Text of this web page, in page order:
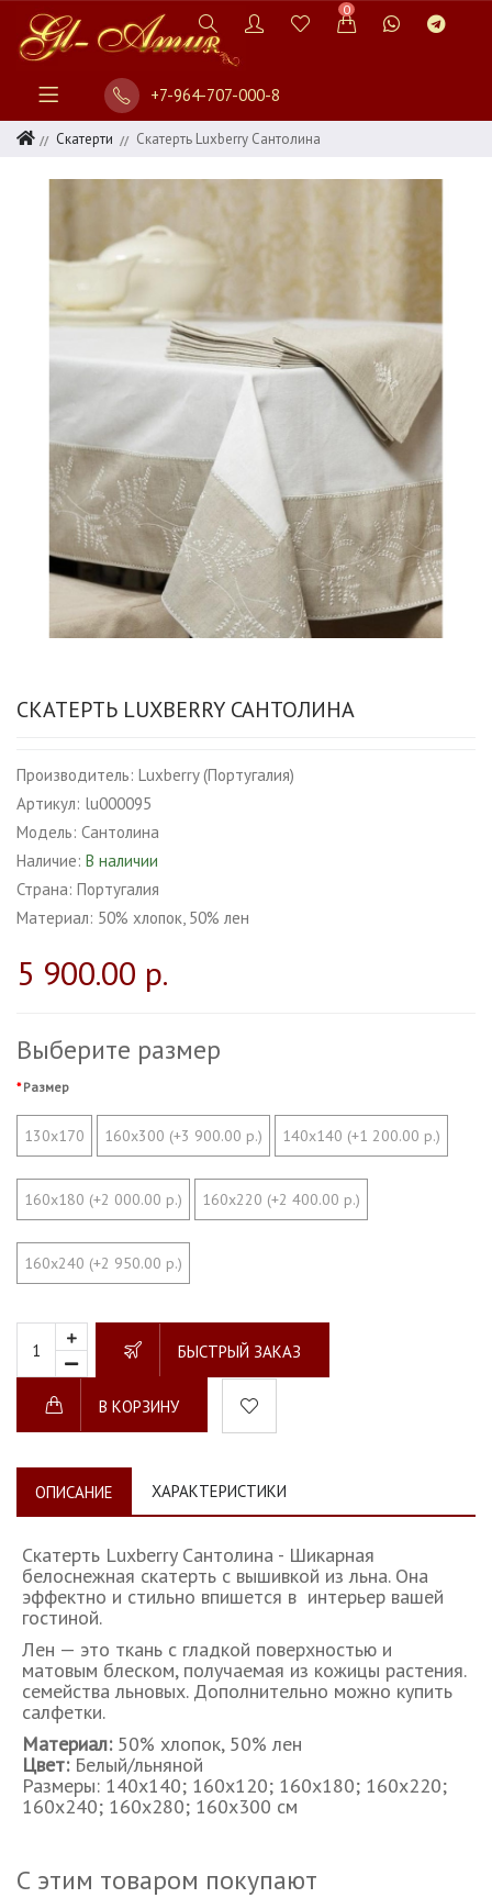
0
+7-964-707-000-8
Скатерти Скатерть Luxberry Сантолина
СКАТЕРТЬ LUXBERRY САНТОЛИНА
Производитель: Luxberry (Португалия)
Артикул: lu000095
Модель: Сантолина
Наличие: В наличии
Страна: Португалия
Материал: 50% хлопок, 50% лен
5 900.00 р.
Выберите размер
Размер
130х170 160х300 (+3 900.00 р.) 140х140 (+1 200.00 р.)
160х180 (+2 000.00 р.) 160х220 (+2 400.00 р.)
160х240 (+2 950.00 р.)
БЫСТРЫЙ ЗАКАЗ
В КОРЗИНУ
ОПИСАНИЕ ХАРАКТЕРИСТИКИ
Скатерть Luxberry Сантолина - Шикарная
белоснежная скатерть с вышивкой из льна. Она
эффектно и стильно впишется в интерьер вашей
гостиной.
Лен — это ткань с гладкой поверхностью и
матовым блеском, получаемая из кожицы растения.
семейства льновых. Дополнительно можно купить
салфетки.
Материал: 50% хлопок, 50% лен
Цвет:Белый/льняной
Размеры: 140х140; 160х120; 160х180; 160х220;
160х240; 160х280; 160х300 см
С этим товаром покупают